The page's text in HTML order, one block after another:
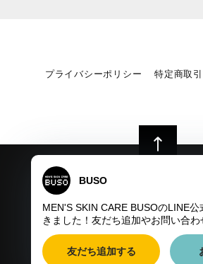
プライバシーポリシー 特定商取
©︎【公式】メンズスキンケ